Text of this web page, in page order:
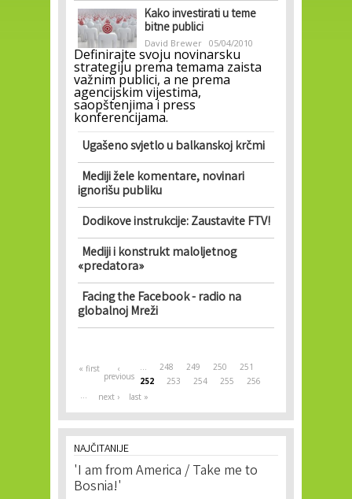
Kako investirati u teme
bitne publici
David Brewer 05/04/2010
Definirajte svoju novinarsku
strategiju prema temama zaista
važnim publici, a ne prema
agencijskim vijestima,
saopštenjima i press
konferencijama.
Ugašeno svjetlo u balkanskoj krčmi
Mediji žele komentare, novinari
ignorišu publiku
Dodikove instrukcije: Zaustavite FTV!
Mediji i konstrukt maloljetnog
«predatora»
Facing the Facebook - radio na
globalnoj Mreži
Pages
« first ‹
previous
… 248 249 250
251
252
253 254 255
256
…
next › last »
NAJČITANIJE
'I am from America / Take me to
Bosnia!'